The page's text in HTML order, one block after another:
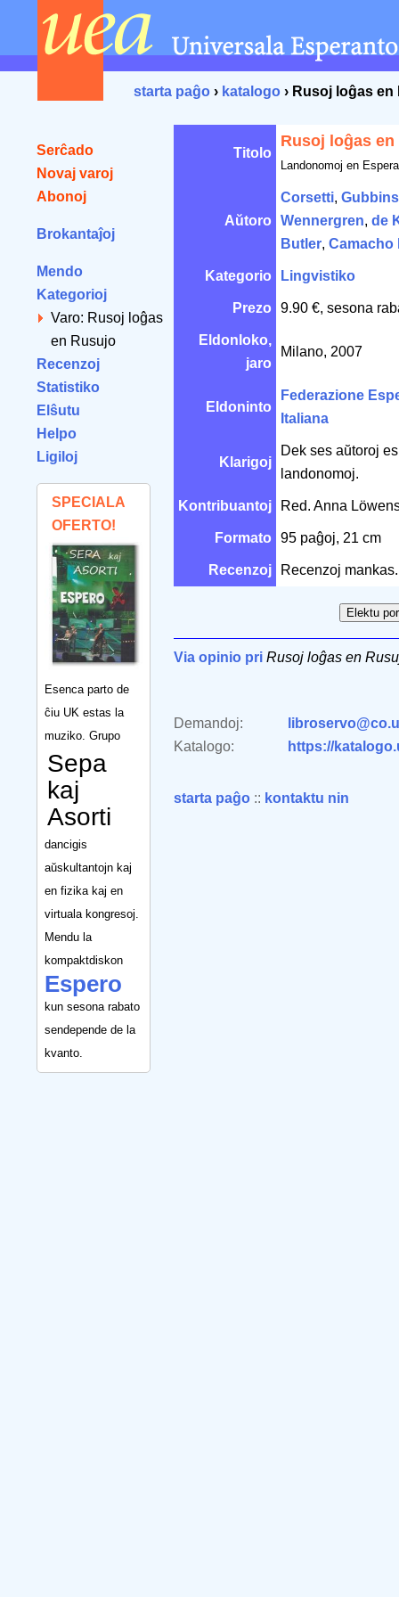
starta paĝo › katalogo › Rusoj loĝas en
Serĉado
Novaj varoj
Abonoj
Brokantaĵoj
Mendo
Kategorioj
Varo: Rusoj loĝas
en Rusujo
Recenzoj
Statistiko
Elŝutu
Helpo
Ligiloj
SPECIALA
OFERTO!
Esenca parto de
ĉiu UK estas la
muziko. Grupo
Sepa
kaj
Asorti
dancigis
aŭskultantojn kaj
en fizika kaj en
virtuala kongresoj.
Mendu la
kompaktdiskon
Espero
kun sesona rabato
sendepende de la
kvanto.
Titolo
Rusoj loĝas
Landonomoj en
Aŭtoro
Corsetti, Gubbins
Wennergren, de
Butler, Camacho
Kategorio Lingvistiko
Prezo 9.90 €, sesona
Eldonloko,
jaro
Milano, 2007
Eldoninto
Federazione
Italiana
Klarigoj
Dek ses aŭtoroj
landonomoj.
Kontribuantoj Red. Anna
Formato 95 paĝoj, 21 cm
Recenzoj Recenzoj mankas.
Via opinio pri Rusoj loĝas en
Demandoj:
Katalogo:
https://
starta paĝo :: kontaktu nin